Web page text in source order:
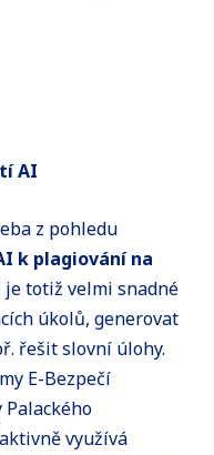
AI
z pohledu
k plagiování na
je totiž velmi snadné
úkolů, generovat
řešit slovní úlohy.
E-Bezpečí
využívá